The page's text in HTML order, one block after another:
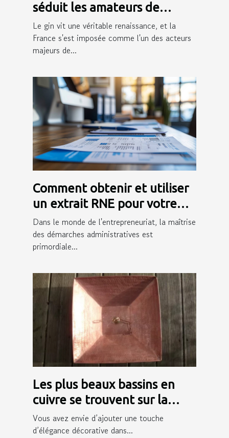
séduit les amateurs de
cocktails ?
Le gin vit une véritable renaissance, et la
France s'est imposée comme l'un des acteurs
majeurs de...
Comment obtenir et utiliser
un extrait RNE pour votre
entreprise
Dans le monde de l'entrepreneuriat, la maîtrise
des démarches administratives est
primordiale...
Les plus beaux bassins en
cuivre se trouvent sur la
boutique en ligne Chaînes de
Pluie !
Vous avez envie d’ajouter une touche
d’élégance décorative dans...